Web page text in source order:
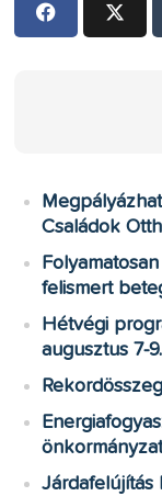
Családok
felismert
Hétvégi
augusztus 7-9.
Járdafelújítás